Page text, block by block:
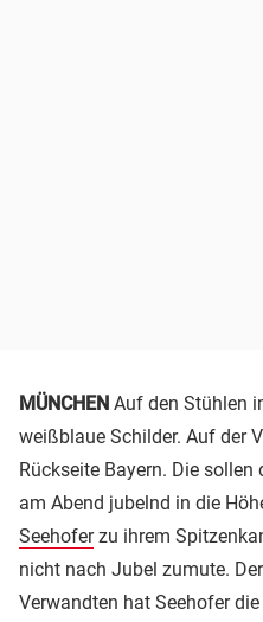
MÜNCHEN Auf den Stühlen
weißblaue Schilder. Auf der
Rückseite Bayern. Die
am Abend jubelnd in die
Seehoferzu ihrem
nicht nach Jubel zumute.
Verwandten hat Seehofer